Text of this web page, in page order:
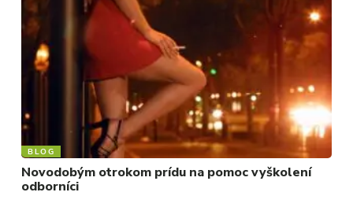
KULTÚRA
FOTKY
VIDEO
MIX
BLOG
Novodobým otrokom prídu na pomoc vyškolení
odborníci